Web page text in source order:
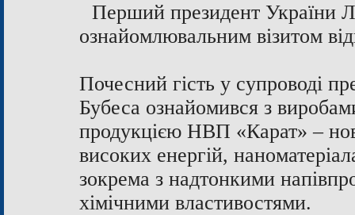
Перший президент України
ознайомлювальним візитом
Почесний гість у супроводі
Бубеса ознайомився з
продукцією НВП «Карат» –
високих енергій,
зокрема з надтонкими
хімічними властивостями.